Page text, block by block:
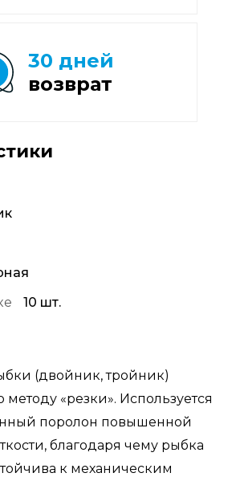
10 шт.
(двойник, тройник)
методу «резки». Используется
поролон повышенной
благодаря чему рыбка
к механическим
30 дней
возврат